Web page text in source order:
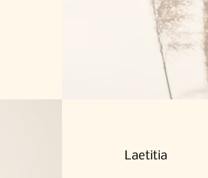
Laetitia